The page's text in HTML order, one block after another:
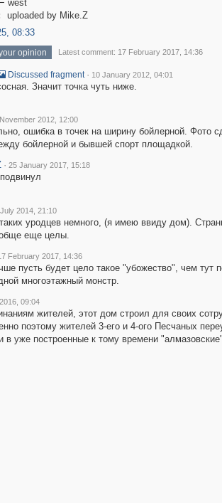
west
uploaded by Mike.Z
08:33
opinion Latest comment: 17 February 2017, 14:36
Discussed fragment · 10 January 2012, 04:01
Значит точка чуть ниже.
2012, 12:00
ошибка в точек на ширину бойлерной. Фото
бойлерной и бывшей спорт площадкой.
· 25 January 2017, 15:18
2014, 21:10
уродцев немного, (я имею ввиду дом).
еще целы.
February 2017, 14:36
пусть будет цело такое "убожество", чем тут
многоэтажный монстр.
09:04
жителей, этот дом строил для своих
поэтому жителей 3-его и 4-ого Песчаных
в уже построенные к тому времени